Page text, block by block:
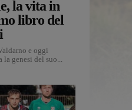
la vita in
libro del
e oggi
la genesi del suo...